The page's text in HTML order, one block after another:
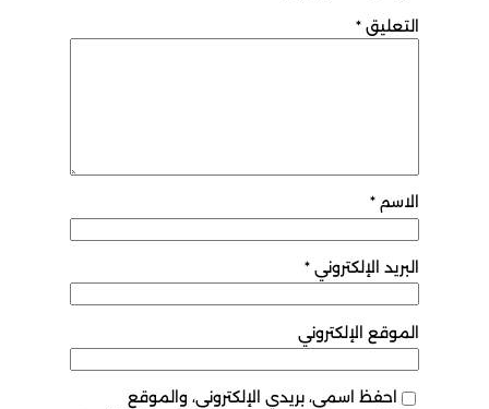
التعليق *
الاسم *
البريد الإلكتروني *
الموقع الإلكتروني
احفظ اسمي، بريدي الإلكتروني، والموقع